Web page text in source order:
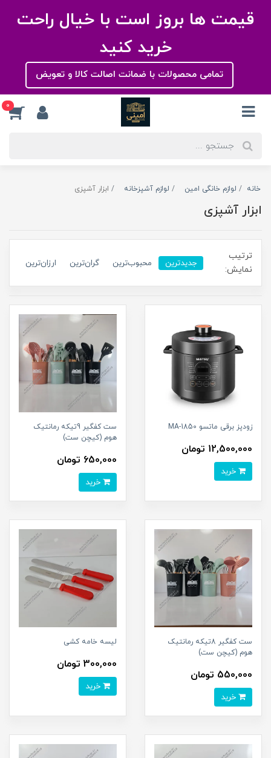
قیمت ها بروز است با خیال راحت
خرید کنید
تمامی محصولات با ضمانت اصالت کالا و تعویض
0
خانه لوازم خانگی امین لوازم آشپزخانه ابزار آشپزی
ابزار آشپزی
ترتیب
نمایش:
جدیدترین محبوب‌ترین گران‌ترین ارزان‌ترین
زودپز برقی ماتسو MA-1850
12,500,000 تومان
ست کفگیر 9تیکه رمانتیک
هوم (کیچن ست)
650,000 تومان
ست کفگیر 8تیکه رمانتیک
هوم (کیچن ست)
550,000 تومان
لیسه خامه کشی
300,000 تومان